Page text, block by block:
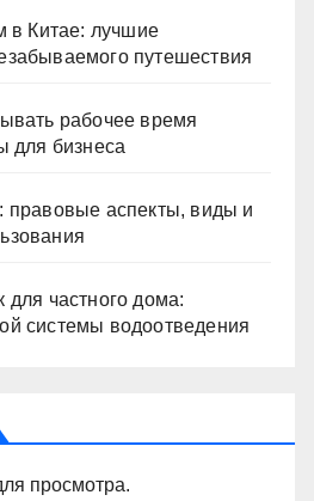
в Китае: лучшие
путешествия
рабочее время
для бизнеса
правовые аспекты, виды и
для частного дома:
системы водоотведения
просмотра.